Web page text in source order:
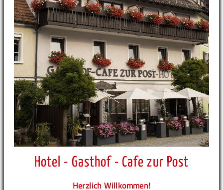
Hotel - Gasthof - Cafe zur Post
Herzlich Willkommen!